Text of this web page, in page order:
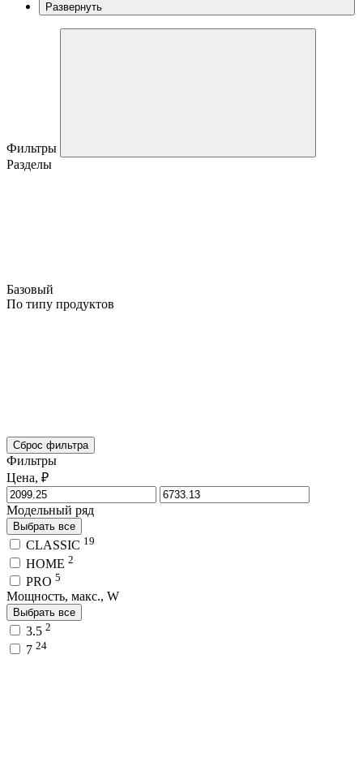
Развернуть
Фильтры
Разделы
Базовый
По типу продуктов
Сброс фильтра
Фильтры
Цена, ₽
Модельный ряд
Выбрать все
CLASSIC 19
HOME 2
PRO 5
Мощность, макс., W
Выбрать все
3.5 2
7 24